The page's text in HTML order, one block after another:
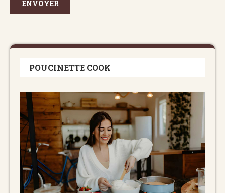
POUCINETTE COOK